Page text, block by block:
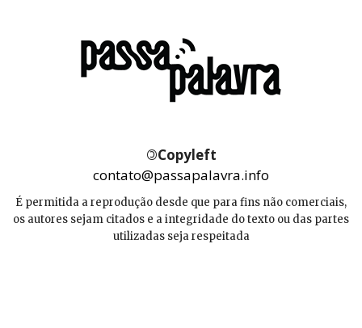
©Copyleft
contato@passapalavra.info
É permitida a reprodução desde que para fins não comerciais,
os autores sejam citados e a integridade do texto ou das partes
utilizadas seja respeitada